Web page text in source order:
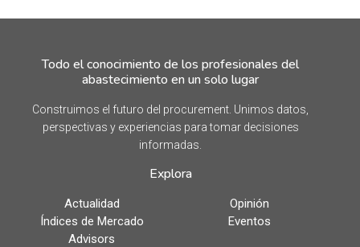
Todo el conocimiento de los profesionales del
abastecimiento en un solo lugar
Construimos el futuro del procurement. Unimos datos,
perspectivas y experiencias para tomar decisiones
informadas.
Explora
Actualidad
Opinión
Índices de Mercado
Eventos
Advisors